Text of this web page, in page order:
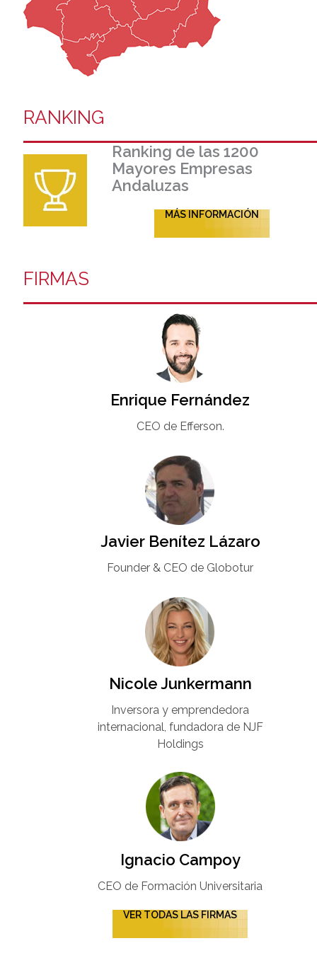
RANKING
Ranking de las 1200
Mayores Empresas
Andaluzas
MÁS INFORMACIÓN
FIRMAS
Enrique Fernández
CEO de Efferson.
Javier Benítez Lázaro
Founder & CEO de Globotur​
Nicole Junkermann​
Inversora y emprendedora
internacional, fundadora de NJF
Holdings
Ignacio Campoy​
CEO de Formación Universitaria​
VER TODAS LAS FIRMAS